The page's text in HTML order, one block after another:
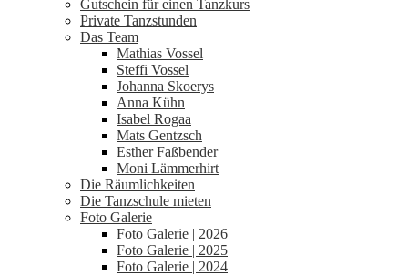
Gutschein für einen Tanzkurs
Private Tanzstunden
Das Team
Mathias Vossel
Steffi Vossel
Johanna Skoerys
Anna Kühn
Isabel Rogaa
Mats Gentzsch
Esther Faßbender
Moni Lämmerhirt
Die Räumlichkeiten
Die Tanzschule mieten
Foto Galerie
Foto Galerie | 2026
Foto Galerie | 2025
Foto Galerie | 2024